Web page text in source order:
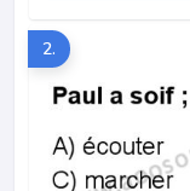
2.